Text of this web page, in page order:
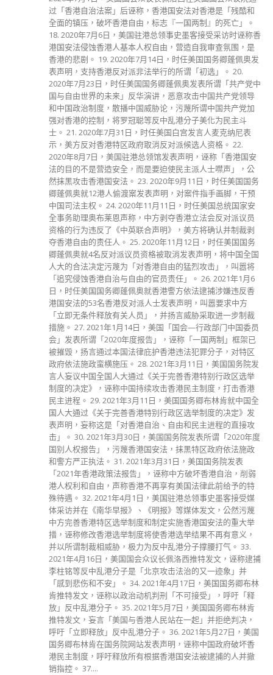
过「香港自治法案」后诬称，香港国安法对香港是「残酷和
全面的镇压，破坏香港自由，标志『一国两制』的死亡」。
18. 2020年7月6日，美国驻港总领事史墨客接受采访时诬称香
港国安法侵蚀香港人基本人权自由，营造自我审查氛围，是
香港的悲剧。 19. 2020年7月14日，时任美国国务卿蓬佩奥发
表声明，支持香港反对派非法举行的所谓「初选」。 20.
2020年7月23日，时任美国国务卿蓬佩奥发表所谓「共产党中
国与自由世界的未来」反华演讲，恶意攻击中国共产党领导
和中国政治制度，散播中国威胁论，污蔑所谓中国共产党加
强对香港的控制，将罗冠聪等反中乱港分子美化为民主斗
士。 21. 2020年7月31日，时任美国白宫发言人麦克纳尼表
示，美方反对香港特区政府取消反对派候选人资格。 22.
2020年8月7日，美国驻港总领馆发表声明，诬称「香港国安
法的目的不是营造安全，而是要迫使民主派人士噤声」，公
然抹黑攻击香港国安法。 23. 2020年9月11日，时任美国国务
卿蓬佩奥就12港人偷渡案发表声明，对案件指手画脚，干预
中国司法主权。 24. 2020年11月11日，时任美国总统国家安
全事务助理奥布莱恩声称，中方剥夺香港立法会反对派议员
资格的行为违反了《中英联合声明》，美方将确认并制裁剥
夺香港自由的责任人。 25. 2020年11月12日，时任美国国务
卿蓬佩奥就4名反对派议员资格被取消发表声明，将中国全国
人大的合法决定污蔑为「对香港自由的猛烈攻击」，叫嚣将
「追究侵蚀香港自治与自由的官员责任」。 26. 2021年1月6
日，时任美国国务卿蓬佩奥就香港警方依法逮捕涉嫌违反香
港国安法的53名香港反对派人士发表声明，叫嚣要求中方
「立即无条件释放有关人员」，并扬言威胁采取进一步制裁
措施。 27. 2021年1月14日，美国「国会—行政部门中国委员
会」发表所谓「2020年度报告」，诬称「一国两制」框架已
被摧毁，扬言通过本国法律庇护香港违法犯罪分子，对特区
政府依法施政蛮横施压。 28. 2021年3月11日，美国国务院发
言人妄议中国全国人大通过《关于完善香港特别行政区选举
制度的决定》，诬称中国持续攻击香港民主制度，打击香港
民主进程。 29. 2021年3月11日，美国国务卿布林肯就中国全
国人大通过《关于完善香港特别行政区选举制度的决定》发
表声明，妄称这是「对香港自治、自由和民主进程的直接攻
击」。 30. 2021年3月30日，美国国务院发表所谓「2020年度
国别人权报告」，污蔑香港国安法，抹黑特区政府依法施政
和警方严正执法。 31. 2021年3月31日，美国国务院发表
「2021年香港政策法报告」，诬称中方破坏香港自治，削弱
港人权利和自由，声称香港不再享有美国法律此前给予的特
殊待遇。 32. 2021年4月1日，美国驻港总领事史墨客接受媒
体采访并在《南华早报》、《明报》等媒体发文，公然污蔑
中方完善香港特区选举制度和制定实施香港国安法的重大举
措，诬称修改香港选举制度将使香港选举结果不再有意义，
并以所谓制裁相威胁，极力为反中乱港分子撑腰打气。 33.
2021年4月16日，美国国会众议长佩洛西推特发文，诬称逮捕
李柱铭等反中乱港分子是「北京攻击法治的又一迹象」并
「感到悲伤和不安」。 34. 2021年4月17日，美国国务卿布林
肯推特发文，诬称以政治动机判刑「不可接受」，呼吁「释
放」反中乱港分子。 35. 2021年5月7日，美国国务卿布林肯
推特发文，妄言「美国与香港人民站在一起」并拒绝判决，
呼吁「立即释放」反中乱港分子。 36. 2021年5月27日，美国
国务卿布林肯在国务院网站发表声明，诬称中国政府破坏香
港民主制度，呼吁释放所有根据香港国安法被逮捕的人并撤
销指控。 37....